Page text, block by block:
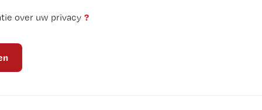
over uw privacy ?